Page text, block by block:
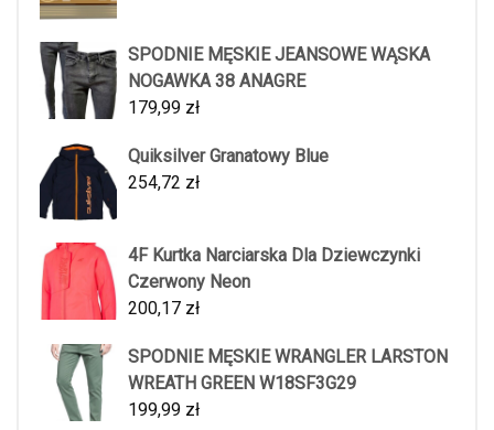
SPODNIE MĘSKIE JEANSOWE WĄSKA
NOGAWKA 38 ANAGRE
179,99 zł
Quiksilver Granatowy Blue
254,72 zł
4F Kurtka Narciarska Dla Dziewczynki
Czerwony Neon
200,17 zł
SPODNIE MĘSKIE WRANGLER LARSTON
WREATH GREEN W18SF3G29
199,99 zł